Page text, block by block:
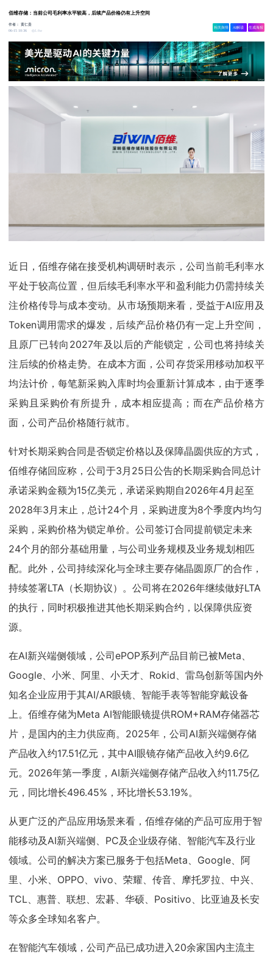
佰维存储：当前公司毛利率水平较高，后续产品价格仍有上升空间
作者：黄仁贵
06-15 10:36
1.6w
相关舆情 AI解读 生成海报
近日，佰维存储在接受机构调研时表示，公司当前毛利率水
平处于较高位置，但后续毛利率水平和盈利能力仍需持续关
注价格传导与成本变动。从市场预期来看，受益于AI应用及
Token调用需求的爆发，后续产品价格仍有一定上升空间，
且原厂已转向2027年及以后的产能锁定，公司也将持续关
注后续的价格走势。在成本方面，公司存货采用移动加权平
均法计价，每笔新采购入库时均会重新计算成本，由于逐季
采购且采购价有所提升，成本相应提高；而在产品价格方
面，公司产品价格随行就市。
针对长期采购合同是否锁定价格以及保障晶圆供应的方式，
佰维存储回应称，公司于3月25日公告的长期采购合同总计
承诺采购金额为15亿美元，承诺采购期自2026年4月起至
2028年3月末止，总计24个月，采购进度为8个季度内均匀
采购，采购价格为锁定单价。公司签订合同提前锁定未来
24个月的部分基础用量，与公司业务规模及业务规划相匹
配。此外，公司持续深化与全球主要存储晶圆原厂的合作，
持续签署LTA（长期协议）。公司将在2026年继续做好LTA
的执行，同时积极推进其他长期采购合约，以保障供应资
源。
在AI新兴端侧领域，公司ePOP系列产品目前已被Meta、
Google、小米、阿里、小天才、Rokid、雷鸟创新等国内外
知名企业应用于其AI/AR眼镜、智能手表等智能穿戴设备
上。佰维存储为Meta AI智能眼镜提供ROM+RAM存储器芯
片，是国内的主力供应商。2025年，公司AI新兴端侧存储
产品收入约17.51亿元，其中AI眼镜存储产品收入约9.6亿
元。2026年第一季度，AI新兴端侧存储产品收入约11.75亿
元，同比增长496.45%，环比增长53.19%。
从更广泛的产品应用场景来看，佰维存储的产品可应用于智
能移动及AI新兴端侧、PC及企业级存储、智能汽车及行业
领域。公司的解决方案已服务于包括Meta、Google、阿
里、小米、OPPO、vivo、荣耀、传音、摩托罗拉、中兴、
TCL、惠普、联想、宏碁、华硕、Positivo、比亚迪及长安
等众多全球知名客户。
在智能汽车领域，公司产品已成功进入20余家国内主流主